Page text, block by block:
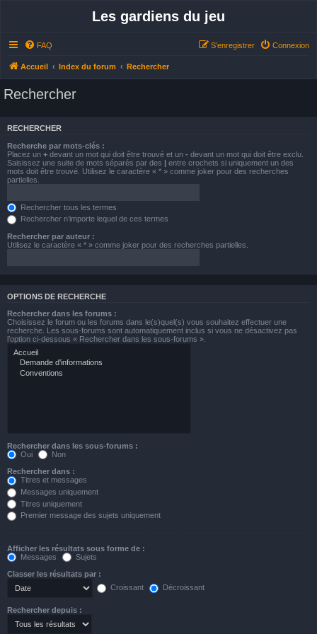
Les gardiens du jeu
FAQ Connexion
S’enregistrer
Accueil Index du forum Rechercher
Rechercher
RECHERCHER
Recherche par mots-clés :
Placez un + devant un mot qui doit être trouvé et un - devant un mot qui doit être exclu.
Saisissez une suite de mots séparés par des | entre crochets si uniquement un des
mots doit être trouvé. Utilisez le caractère « * » comme joker pour des recherches
partielles.
Rechercher tous les termes
Rechercher n’importe lequel de ces termes
Rechercher par auteur :
Utilisez le caractère « * » comme joker pour des recherches partielles.
OPTIONS DE RECHERCHE
Rechercher dans les forums :
Choisissez le forum ou les forums dans le(s)quel(s) vous souhaitez effectuer une
recherche. Les sous-forums sont automatiquement inclus si vous ne désactivez pas
l’option ci-dessous « Rechercher dans les sous-forums ».
Rechercher dans les sous-forums :
Oui
Non
Rechercher dans :
Titres et messages
Messages uniquement
Titres uniquement
Premier message des sujets uniquement
Afficher les résultats sous forme de :
Messages
Sujets
Classer les résultats par :
Croissant
Décroissant
Rechercher depuis :